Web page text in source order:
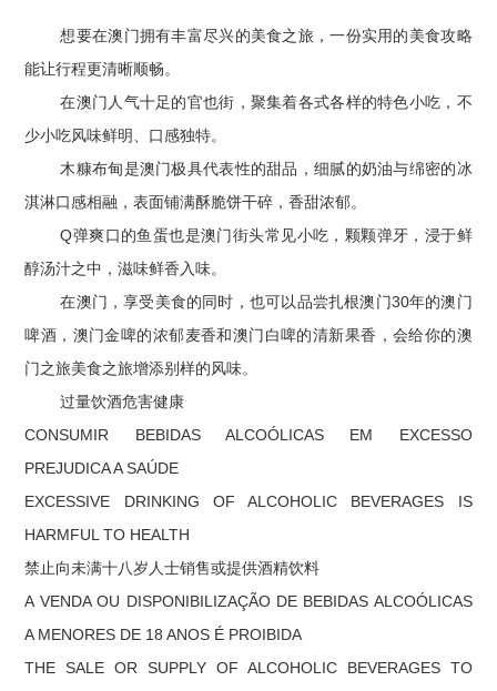
想要在澳门拥有丰富尽兴的美食之旅，一份实用的美食攻略
能让行程更清晰顺畅。
在澳门人气十足的官也街，聚集着各式各样的特色小吃，不
少小吃风味鲜明、口感独特。
木糠布甸是澳门极具代表性的甜品，细腻的奶油与绵密的冰
淇淋口感相融，表面铺满酥脆饼干碎，香甜浓郁。
Q弹爽口的鱼蛋也是澳门街头常见小吃，颗颗弹牙，浸于鲜
醇汤汁之中，滋味鲜香入味。
在澳门，享受美食的同时，也可以品尝扎根澳门30年的澳门
啤酒，澳门金啤的浓郁麦香和澳门白啤的清新果香，会给你的澳
门之旅美食之旅增添别样的风味。
过量饮酒危害健康
CONSUMIR BEBIDAS ALCOÓLICAS EM EXCESSO
PREJUDICA A SAÚDE
EXCESSIVE DRINKING OF ALCOHOLIC BEVERAGES IS
HARMFUL TO HEALTH
禁止向未满十八岁人士销售或提供酒精饮料
A VENDA OU DISPONIBILIZAÇÃO DE BEBIDAS ALCOÓLICAS
A MENORES DE 18 ANOS É PROIBIDA
THE SALE OR SUPPLY OF ALCOHOLIC BEVERAGES TO